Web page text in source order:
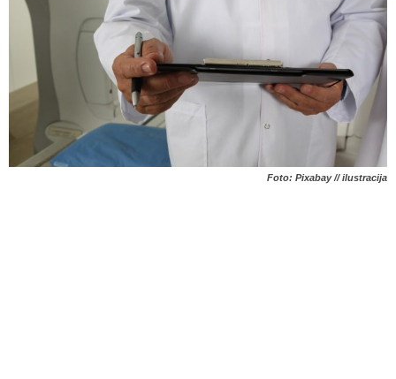
Foto: Pixabay // ilustracija